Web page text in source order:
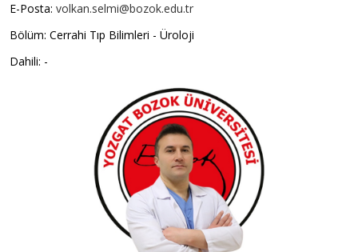
E-Posta: volkan.selmi@bozok.edu.tr
Bölüm: Cerrahi Tıp Bilimleri - Üroloji
Dahili: -